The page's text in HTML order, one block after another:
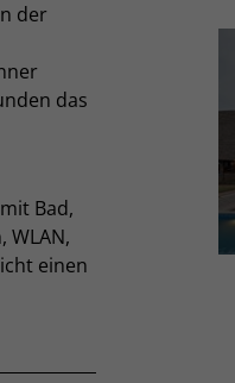
der
das
Bad,
WLAN,
einen